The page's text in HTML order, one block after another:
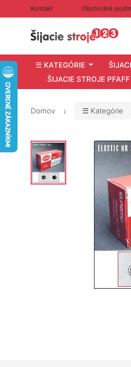
Kontakt Obchodné
☰ KATEGÓRIE
ŠIJACIE STROJE PFAFF
Domov ☰ Kategórie